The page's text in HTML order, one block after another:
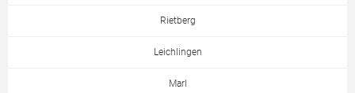
Rietberg
Leichlingen
Marl